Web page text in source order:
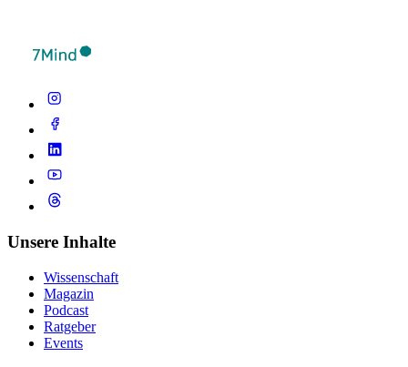
Unsere Inhalte
Wissenschaft
Magazin
Podcast
Ratgeber
Events